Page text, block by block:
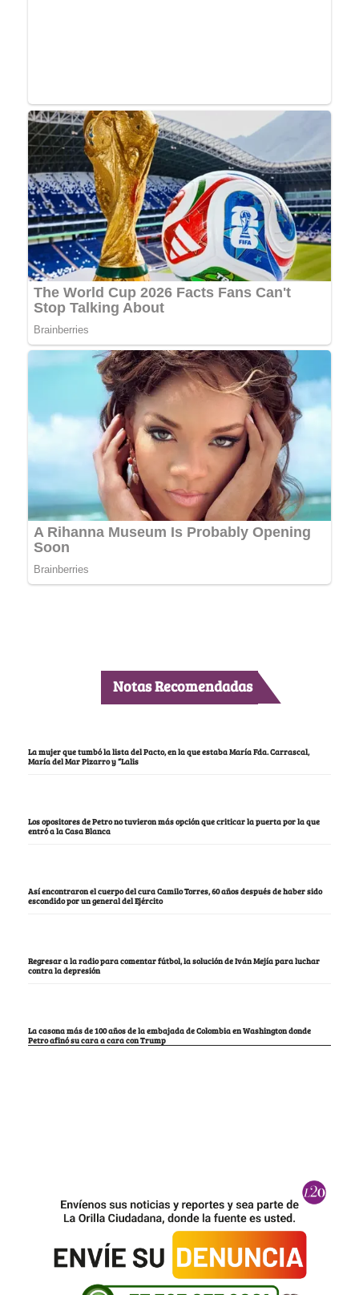
Notas Recomendadas
La mujer que tumbó la lista del Pacto, en la que estaba María Fda. Carrascal,
María del Mar Pizarro y “Lalis
Los opositores de Petro no tuvieron más opción que criticar la puerta por la que
entró a la Casa Blanca
Así encontraron el cuerpo del cura Camilo Torres, 60 años después de haber sido
escondido por un general del Ejército
Regresar a la radio para comentar fútbol, la solución de Iván Mejía para luchar
contra la depresión
La casona más de 100 años de la embajada de Colombia en Washington donde
Petro afinó su cara a cara con Trump